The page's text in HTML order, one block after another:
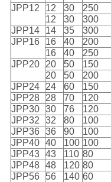
JPP12
12 30 250
12
30 300
JPP14
14 35 300
JPP16
16 40 200
16
40 250
JPP20 20 50 150
20
50 200
JPP24 24 60 150
JPP28 28 70 120
JPP30 30 76 120
JPP32
32 80 100
JPP36 36 90 100
JPP40 40 100 100
JPP43 43 110 80
JPP48 48 120 80
JPP56
56 140 60